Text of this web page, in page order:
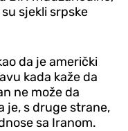
sjekli srpske
da je američki
kada kaže da
ne može da
je, s druge strane,
sa Iranom.